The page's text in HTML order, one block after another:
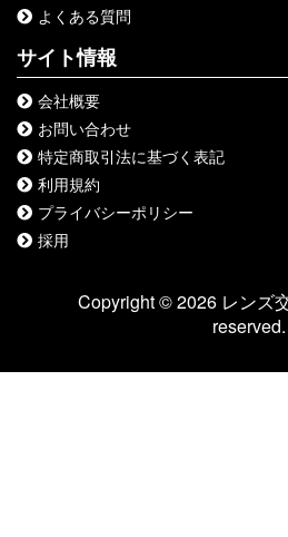
よくある質問
サイト情報
会社概要
お問い合わせ
特定商取引法に基づく表記
利用規約
プライバシーポリシー
採用
Copyright © 2026 レンズ
reserved.